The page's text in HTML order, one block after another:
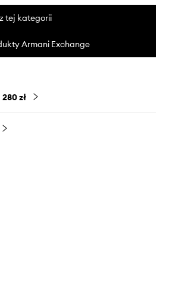
tej kategorii
Armani Exchange
280 zł